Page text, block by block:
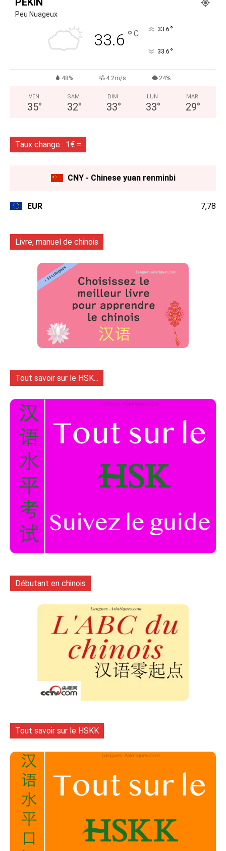
Peu Nuageux
33.6 ° C 33.6 °
33.6 °
48% 4.2m/s 24%
VEN
35°
SAM
32°
DIM
33°
LUN
33°
MAR
29°
Taux change : 1€ =
CNY - Chinese yuan renminbi
EUR 7,78
Livre, manuel de chinois
Tout savoir sur le HSK...
Débutant en chinois
Tout savoir sur le HSKK